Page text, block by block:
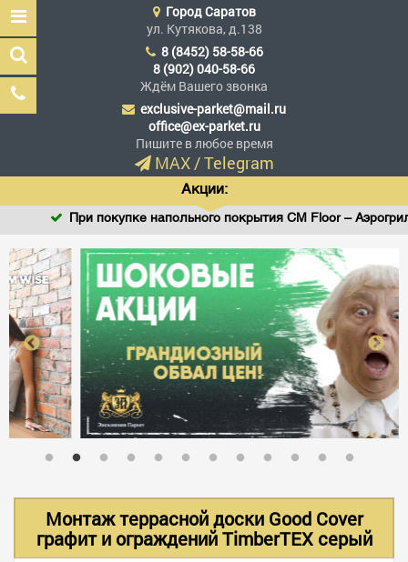
Эксклюзив Паркет
Мы сделали эксклюзив
доступным
ГЛАВНАЯ
АССОРТИМЕНТ
В НАЛИЧИИ
АКЦИИ
ГородСаратов
ул. Кутякова, д.138
8 (8452) 58-58-66
8 (902) 040-58-66
Ждём Вашего звонка
exclusive-parket@mail.ru
office@ex-parket.ru
Пишите в любое время
MAX/Telegram
Акции:
При покупке напольного покрытия CM Floor – Аэрогриль
Монтаж террасной доски Good Cover
графит и ограждений TimberTEX серый